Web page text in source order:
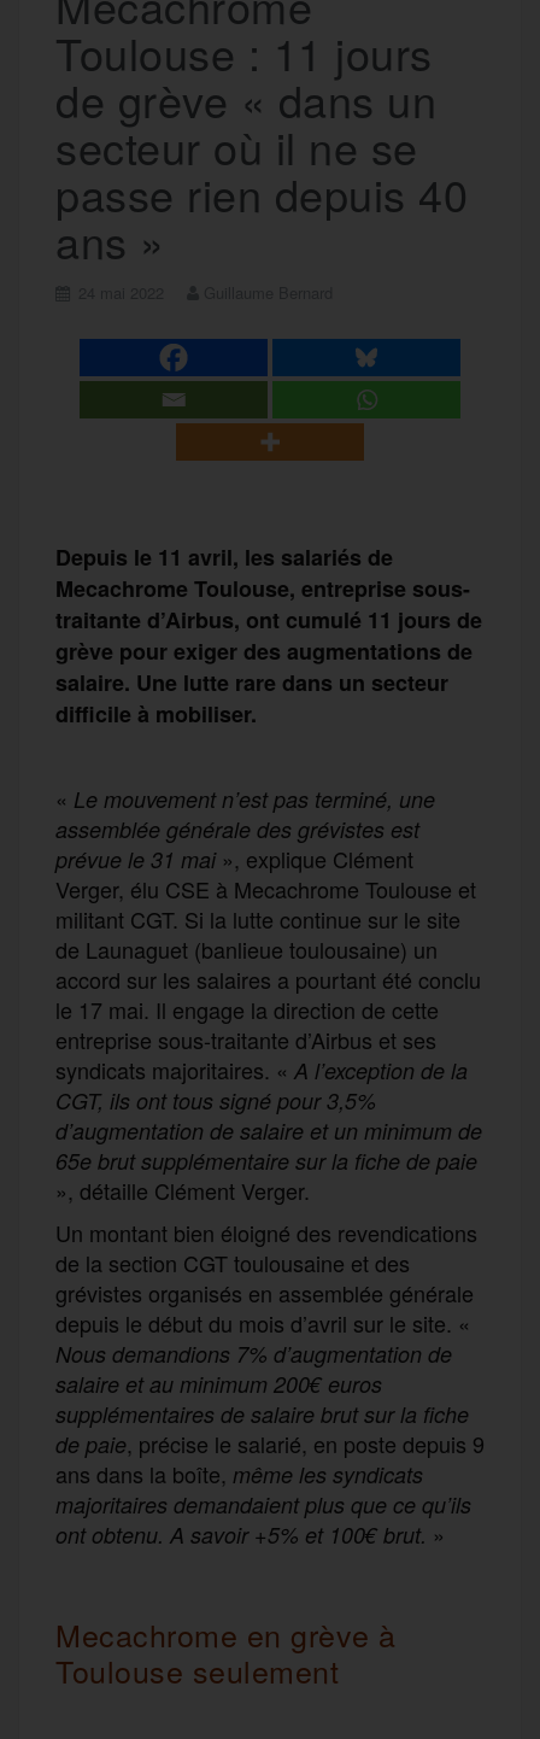
Toulouse : 11 jours
de grève « dans un
secteur où il ne se
passe rien depuis 40
ans »
Depuis le 11 avril, les salariés de
Mecachrome Toulouse, entreprise sous-
traitante d’Airbus, ont cumulé 11 jours de
grève pour exiger des augmentations de
salaire. Une lutte rare dans un secteur
difficile à mobiliser.
« Le mouvement n’est pas terminé, une
assemblée générale des grévistes est
prévue le 31 mai», explique Clément
Verger, élu CSE à Mecachrome Toulouse et
militant CGT. Si la lutte continue sur le site
de Launaguet (banlieue toulousaine) un
accord sur les salaires a pourtant été conclu
le 17 mai. Il engage la direction de cette
entreprise sous-traitante d’Airbus et ses
syndicats majoritaires. « A l’exception de la
CGT, ils ont tous signé pour 3,5%
d’augmentation de salaire et un minimum de
65e brut supplémentaire sur la fiche de paie
», détaille Clément Verger.
Un montant bien éloigné des revendications
de la section CGT toulousaine et des
grévistes organisés en assemblée générale
depuis le début du mois d’avril sur le site. «
Nous demandions 7% d’augmentation de
salaire et au minimum 200€ euros
supplémentaires de salaire brut sur la fiche
de paie, précise le salarié, en poste depuis 9
ans dans la boîte, même les syndicats
majoritaires demandaient plus que ce qu’ils
ont obtenu. A savoir +5% et 100€ brut. »
Mecachrome en grève à
Toulouse seulement